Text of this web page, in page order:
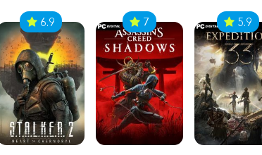
6.9 7 5.9